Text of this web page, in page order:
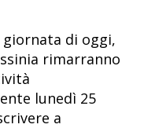
giornata di oggi,
rimarranno
lunedì 25
a